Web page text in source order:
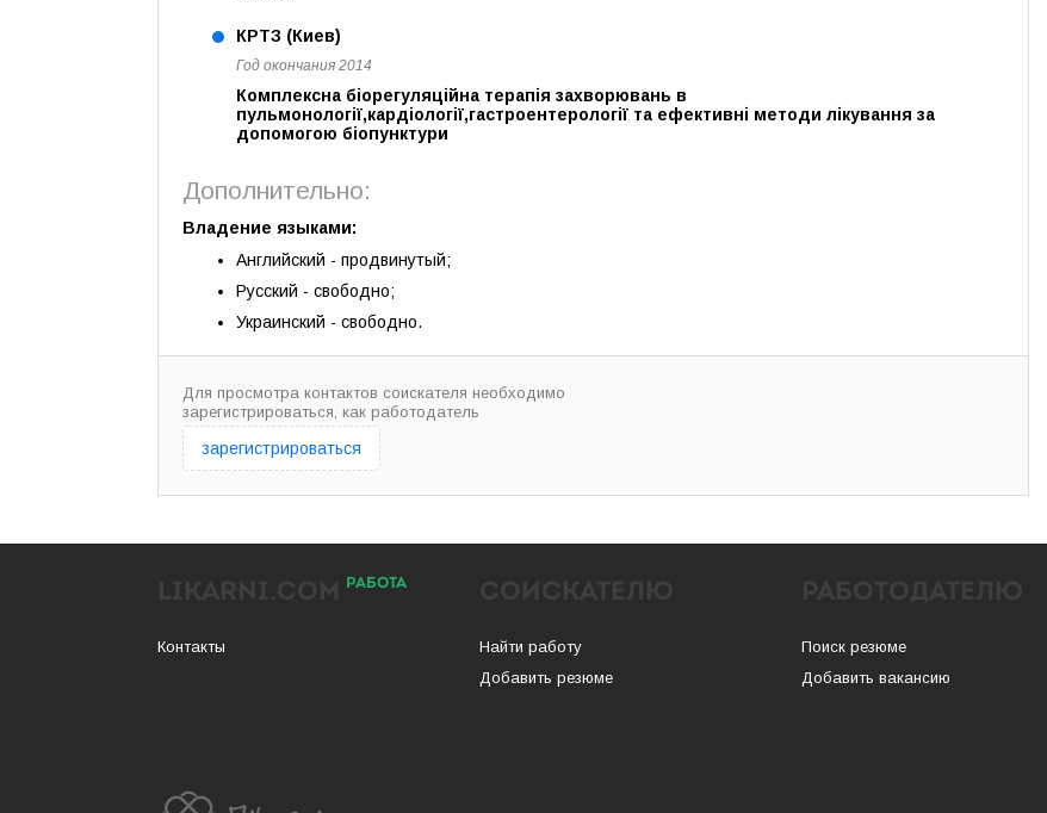
КРТЗ (Киев)
Год окончания 2014
Комплексна біорегуляційна терапія захворювань в
пульмонології,кардіології,гастроентерології та ефективні методи лікування за
допомогою біопунктури
Дополнительно:
Владение языками:
Английский - продвинутый;
Русский - свободно;
Украинский - свободно.
Для просмотра контактов соискателя необходимо
зарегистрироваться, как работодатель
зарегистрироваться
РАБОТА
Контакты
Найти работу
Добавить резюме
Поиск резюме
Добавить вакансию